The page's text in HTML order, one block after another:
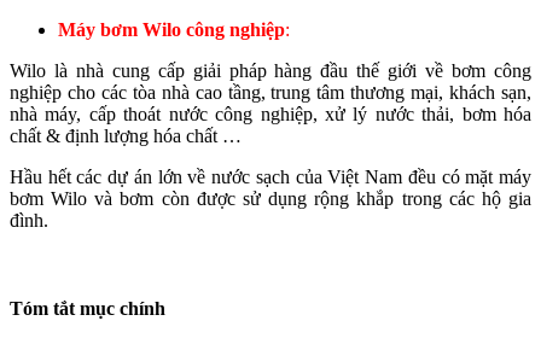
Máy bơm Wilo công nghiệp:
Wilo là nhà cung cấp giải pháp hàng đầu thế giới về bơm công
nghiệp cho các tòa nhà cao tầng, trung tâm thương mại, khách sạn,
nhà máy, cấp thoát nước công nghiệp, xử lý nước thải, bơm hóa
chất & định lượng hóa chất …
Hầu hết các dự án lớn về nước sạch của Việt Nam đều có mặt máy
bơm Wilo và bơm còn được sử dụng rộng khắp trong các hộ gia
đình.
Tóm tắt mục chính